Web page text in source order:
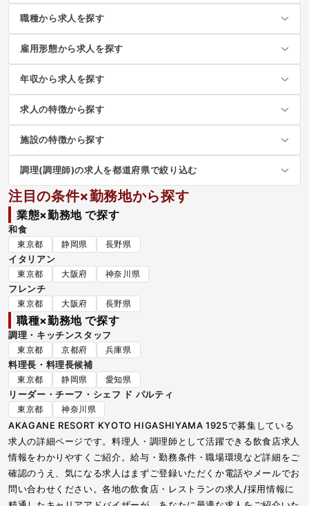
職種から求人を探す
雇用形態から求人を探す
年収から求人を探す
求人の特徴から探す
施設の特徴から探す
調理(調理師)の求人を都道府県で絞り込む
注目の条件×勤務地から探す
業態×勤務地 で探す
和食
東京都 静岡県 長野県
イタリアン
東京都 大阪府 神奈川県
フレンチ
東京都 大阪府 長野県
職種×勤務地 で探す
調理・キッチンスタッフ
東京都 京都府 兵庫県
料理長・料理長候補
東京都 静岡県 愛知県
リーダー・チーフ・シェフ ド パルティ
東京都 神奈川県
AKAGANE RESORT KYOTO HIGASHIYAMA 1925で募集している
求人の詳細ページです。料理人・調理師として活躍できる飲食店求人
情報をわかりやすくご紹介。給与・勤務条件・職場環境など詳細をご
確認のうえ、気になる求人はまずご登録いただくか電話やメールでお
問い合わせください。各地の飲食店・レストランの求人/採用情報に